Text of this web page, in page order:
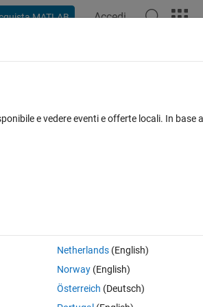
MATLAB Accedi
of bode plot?
0 voti
e vedere eventi e offerte locali. In
Netherlands(English)
Norway(English)
Österreich (Deutsch)